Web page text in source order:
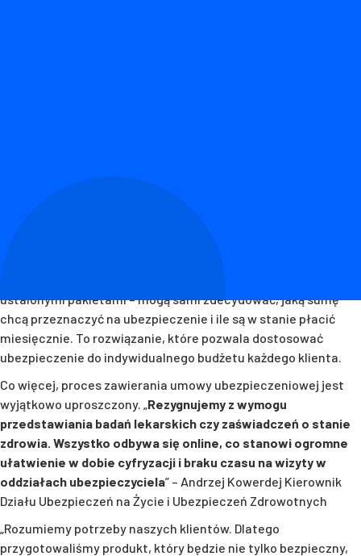
Tradycyjne oferty ubezpieczeniowe często są sztywne i nie
pozwalają na pełne dostosowanie warunków do oczekiwań
klienta. Wychodząc naprzeciw tym potrzebom, wprowadzono
na rynek innowacyjne ubezpieczenie na życie – LifeUp.
Główną zaletą LifeUp jest możliwość samodzielnego wyboru
ustalonymi pakietami – mogą sami zdecydować, jaką sumę
chcą przeznaczyć na ubezpieczenie i ile są w stanie płacić
miesięcznie. To rozwiązanie, które pozwala dostosować
ubezpieczenie do indywidualnego budżetu każdego klienta.
Co więcej, proces zawierania umowy ubezpieczeniowej jest
wyjątkowo uproszczony. „Rezygnujemy z wymogu
przedstawiania badań lekarskich czy zaświadczeń o stanie
zdrowia. Wszystko odbywa się online, co stanowi ogromne
ułatwienie w dobie cyfryzacji i braku czasu na wizyty w
oddziałach ubezpieczyciela” – Andrzej Kowerdej Kierownik
Działu Ubezpieczeń na Życie i Ubezpieczeń Zdrowotnych
„Rozumiemy potrzeby naszych klientów. Dlatego
przygotowaliśmy produkt, który będzie nie tylko bezpieczny,